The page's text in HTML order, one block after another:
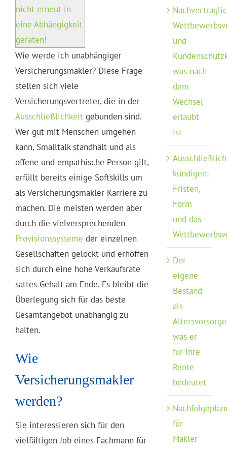
nicht erneut in
eine Abhängigkeit
geraten!
Wie werde ich unabhängiger
Versicherungsmakler? Diese Frage
stellen sich viele
Versicherungsvertreter, die in der
Ausschließlichkeit gebunden sind.
Wer gut mit Menschen umgehen
kann, Smalltalk standhält und als
offene und empathische Person gilt,
erfüllt bereits einige Softskills um
als Versicherungsmakler Karriere zu
machen. Die meisten werden aber
durch die vielversprechenden
Provisionssysteme der einzelnen
Gesellschaften gelockt und erhoffen
sich durch eine hohe Verkaufsrate
sattes Gehalt am Ende. Es bleibt die
Überlegung sich für das beste
Gesamtangebot unabhängig zu
halten.
Wie
Versicherungsmakler
werden?
Sie interessieren sich für den
vielfältigen Job eines Fachmann für
und
was nach
dem
Wechsel
erlaubt
ist
kündigen:
Fristen,
Form
und das
Der
eigene
Bestand
als
was er
für Ihre
Rente
bedeutet
für
Makler